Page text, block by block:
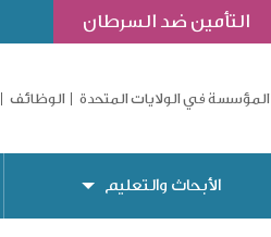
التأمين ضد السرطان
المؤسسة في الولايات المتحدة الوظائف
الأبحاث والتعليم